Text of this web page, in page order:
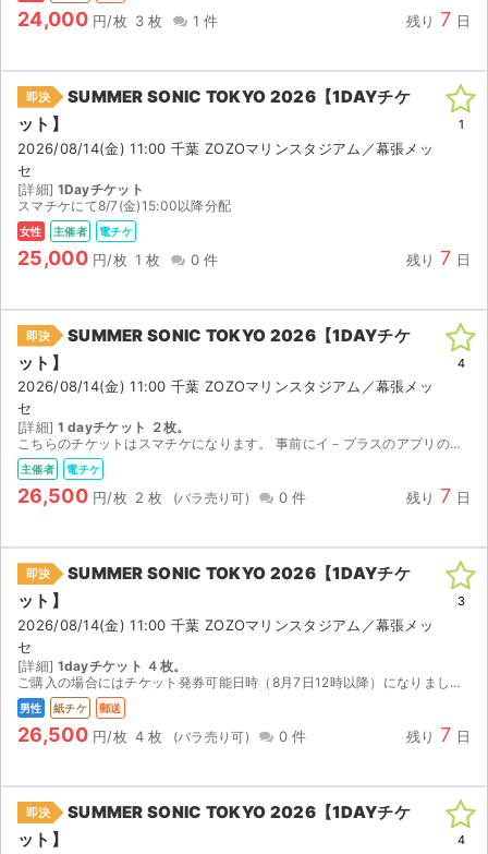
24,000 円/枚 3 枚 1 件 残り 7 日
即決
SUMMER SONIC TOKYO 2026【1DAYチケ
ット】
2026/08/14(金) 11:00 千葉 ZOZOマリンスタジアム／幕張メッ
セ
[詳細] 1Dayチケット
スマチケにて8/7(金)15:00以降分配
女性 主催者 電チケ
25,000 円/枚 1 枚 0 件 残り 7 日
1
即決
SUMMER SONIC TOKYO 2026【1DAYチケ
ット】
2026/08/14(金) 11:00 千葉 ZOZOマリンスタジアム／幕張メッ
セ
[詳細] 1 dayチケット ２枚。
こちらのチケットはスマチケになります。 事前にイ－プラスのアプリのインストールをお済ませください。 ご購入の場合にはイ－プラスのアプリに登録済みのメ－ルアドレス（複数枚ご購入の場合には複数人分...
主催者 電チケ
26,500 円/枚 2 枚 0 件 残り 7 日
4
即決
SUMMER SONIC TOKYO 2026【1DAYチケ
ット】
2026/08/14(金) 11:00 千葉 ZOZOマリンスタジアム／幕張メッ
セ
[詳細] 1dayチケット ４枚。
ご購入の場合にはチケット発券可能日時（8月7日12時以降）になりましたら、レターパックプラス（速達扱い）にて発送させていただきます。通常、発送日の翌日には到着いたします。 サマソニは雨天決行、...
男性 紙チケ 郵送
26,500 円/枚 4 枚 0 件 残り 7 日
3
即決
SUMMER SONIC TOKYO 2026【1DAYチケ
ット】
4